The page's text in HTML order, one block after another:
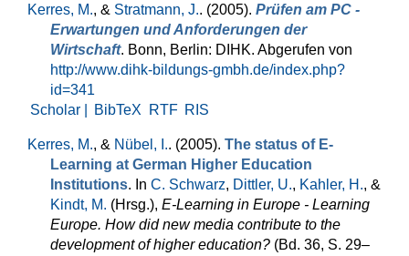
Kerres, M., & Stratmann, J.. (2005). Prüfen am PC -
Erwartungen und Anforderungen der
Wirtschaft. Bonn, Berlin: DIHK. Abgerufen von
http://www.dihk-bildungs-gmbh.de/index.php?
id=341
Scholar |
BibTeX RTF RIS
Kerres, M., & Nübel, I.. (2005). The status of E-
Learning at German Higher Education
Institutions. In C. Schwarz, Dittler, U., Kahler, H., &
Kindt, M. (Hrsg.), E-Learning in Europe - Learning
Europe. How did new media contribute to the
development of higher education? (Bd. 36, S. 29–